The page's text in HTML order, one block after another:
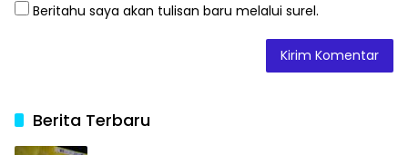
Beritahu saya akan tulisan baru melalui surel.
Berita Terbaru